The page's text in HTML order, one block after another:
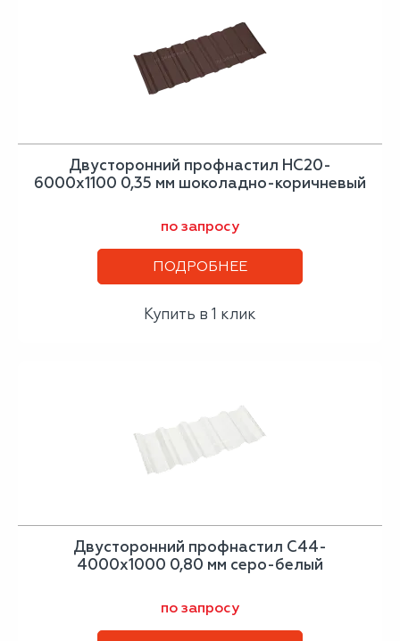
Двусторонний профнастил НС20-
6000х1100 0,35 мм шоколадно-коричневый
по запросу
ПОДРОБНЕЕ
Купить в 1 клик
Двусторонний профнастил С44-
4000х1000 0,80 мм серо-белый
по запросу